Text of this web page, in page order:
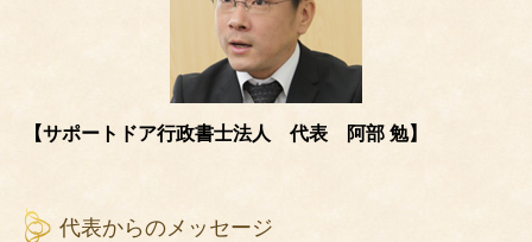
【サポートドア行政書士法人 代表 阿部 勉】
代表からのメッセージ